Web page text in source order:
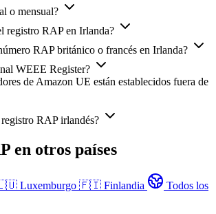
o mensual?
registro RAP en Irlanda?
RAP británico o francés en Irlanda?
WEEE Register?
de Amazon UE están establecidos fuera de
RAP irlandés?
en otros países
Luxemburgo 🇫🇮 Finlandia
Todos los